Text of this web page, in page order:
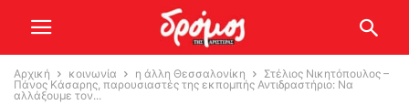
Αρχική κοινωνία η άλλη Θεσσαλονίκη
Στέλιος Νικητόπουλος –
Πάνος Κάσαρης, παρουσιαστές της εκπομπής Αντιδραστήριο: Να
αλλάξουμε τον...